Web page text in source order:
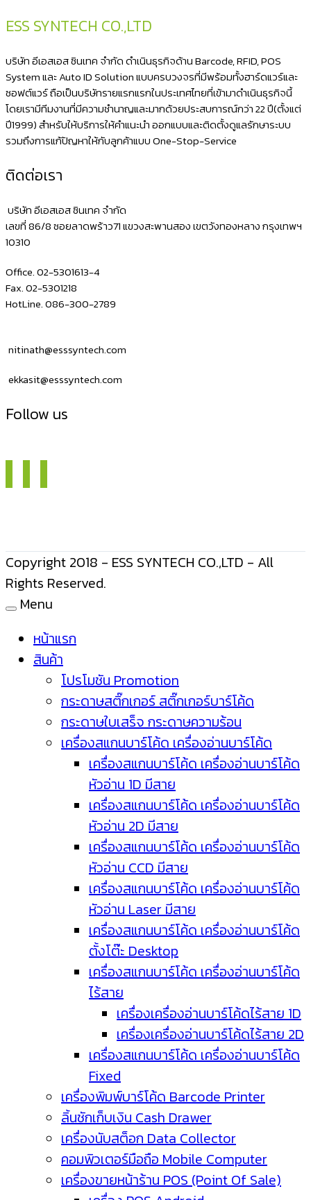
ESS SYNTECH CO.,LTD
บริษัท อีเอสเอส ซินเทค จำกัด ดำเนินธุรกิจด้าน Barcode, RFID, POS
System และ Auto ID Solution แบบครบวงจรที่มีพร้อมทั้งฮาร์ดแวร์และ
ซอฟต์แวร์ ถือเป็นบริษัทรายแรกแรกในประเทศไทยที่เข้ามาดำเนินธุรกิจนี้
โดยเรามีทีมงานที่มีความชำนาญและมากด้วยประสบการณ์กว่า 22 ปี(ตั้งแต่
ปี1999) สำหรับให้บริการให้คำแนะนำ ออกแบบและติดตั้งดูแลรักษาระบบ
รวมถึงการแก้ปัญหาให้กับลูกค้าแบบ One-Stop-Service
ติดต่อเรา
บริษัท อีเอสเอส ซินเทค จำกัด
เลขที่ 86/8 ซอยลาดพร้าว71 แขวงสะพานสอง เขตวังทองหลาง กรุงเทพฯ
10310
Office. 02-5301613-4
Fax. 02-5301218
HotLine. 086-300-2789
nitinath@esssyntech.com
ekkasit@esssyntech.com
Follow us
Copyright 2018 - ESS SYNTECH CO.,LTD - All
Rights Reserved.
Menu
หน้าแรก
สินค้า
โปรโมชัน Promotion
กระดาษสติ๊กเกอร์ สติ๊กเกอร์บาร์โค้ด
กระดาษใบเสร็จ กระดาษความร้อน
เครื่องสแกนบาร์โค้ด เครื่องอ่านบาร์โค้ด
เครื่องสแกนบาร์โค้ด เครื่องอ่านบาร์โค้ด
หัวอ่าน 1D มีสาย
เครื่องสแกนบาร์โค้ด เครื่องอ่านบาร์โค้ด
หัวอ่าน 2D มีสาย
เครื่องสแกนบาร์โค้ด เครื่องอ่านบาร์โค้ด
หัวอ่าน CCD มีสาย
เครื่องสแกนบาร์โค้ด เครื่องอ่านบาร์โค้ด
หัวอ่าน Laser มีสาย
เครื่องสแกนบาร์โค้ด เครื่องอ่านบาร์โค้ด
ตั้งโต๊ะ Desktop
เครื่องสแกนบาร์โค้ด เครื่องอ่านบาร์โค้ด
ไร้สาย
เครื่องเครื่องอ่านบาร์โค้ดไร้สาย 1D
เครื่องเครื่องอ่านบาร์โค้ดไร้สาย 2D
เครื่องสแกนบาร์โค้ด เครื่องอ่านบาร์โค้ด
Fixed
เครื่องพิมพ์บาร์โค้ด Barcode Printer
ลิ้นชักเก็บเงิน Cash Drawer
เครื่องนับสต็อก Data Collector
คอมพิวเตอร์มือถือ Mobile Computer
เครื่องขายหน้าร้าน POS (Point Of Sale)